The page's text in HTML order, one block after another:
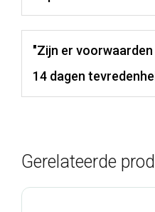
"Zijn er
14 dagen
Gerelateerde